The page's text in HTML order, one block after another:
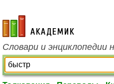
academic.ru
Словари и энциклопедии